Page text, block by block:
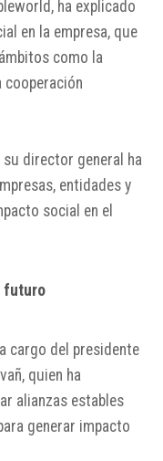
ha explicado
en la empresa, que
como la
cooperación
su director general ha
entidades y
social en el
futuro
cargo del presidente
quien ha
alianzas estables
generar impacto